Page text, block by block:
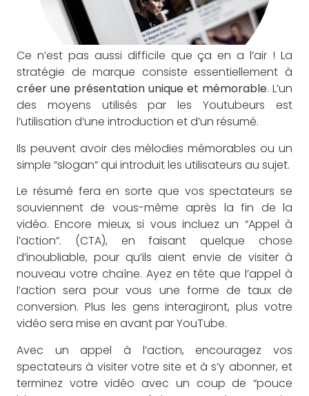
Ce n’est pas aussi difficile que ça en a l’air ! La
stratégie de marque consiste essentiellement à
créer une présentation unique et mémorable. L’un
des moyens utilisés par les Youtubeurs est
l’utilisation d’une introduction et d’un résumé.
Ils peuvent avoir des mélodies mémorables ou un
simple “slogan” qui introduit les utilisateurs au sujet.
Le résumé fera en sorte que vos spectateurs se
souviennent de vous-même après la fin de la
vidéo. Encore mieux, si vous incluez un “Appel à
l’action”. (CTA), en faisant quelque chose
d’inoubliable, pour qu’ils aient envie de visiter à
nouveau votre chaîne. Ayez en tête que l’appel à
l’action sera pour vous une forme de taux de
conversion. Plus les gens interagiront, plus votre
vidéo sera mise en avant par YouTube.
Avec un appel à l’action, encouragez vos
spectateurs à visiter votre site et à s’y abonner, et
terminez votre vidéo avec un coup de “pouce